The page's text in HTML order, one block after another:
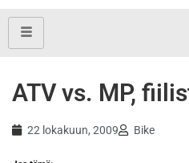
ATV vs. MP,
22 lokakuun, 2009 Bike